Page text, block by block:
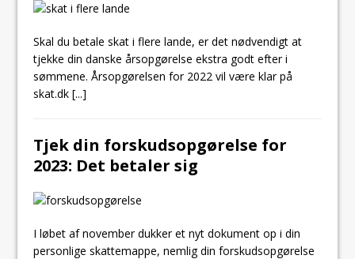
Skal du betale skat i flere lande, er det nødvendigt at
tjekke din danske årsopgørelse ekstra godt efter i
sømmene. Årsopgørelsen for 2022 vil være klar på
skat.dk[...]
Tjek din forskudsopgørelse for
2023: Det betaler sig
I løbet af november dukker et nyt dokument op i din
personlige skattemappe, nemlig din forskudsopgørelse